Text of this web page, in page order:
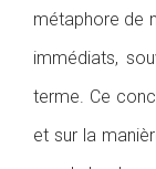
métaphore de
immédiats,
terme. Ce
et sur la